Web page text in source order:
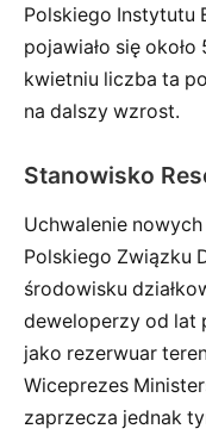
Polskiego Instytutu
pojawiało się
kwietniu liczba ta
na dalszy wzrost.
Stanowisko
Uchwalenie
Polskiego Związku
środowisku
deweloperzy od lat
jako rezerwuar
Wiceprezes
zaprzecza jednak